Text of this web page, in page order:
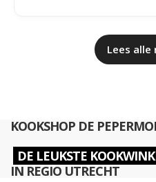
Lees alle
KOOKSHOP DE
DE LEUKSTE
IN REGIO UTRECHT